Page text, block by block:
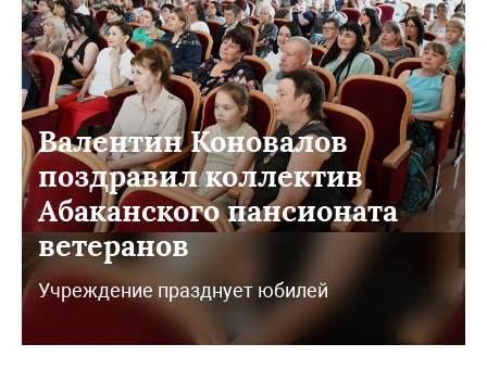
Валентин Коновалов
поздравил коллектив
Абаканского пансионата
ветеранов
Учреждение празднует юбилей